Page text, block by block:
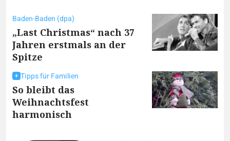
Baden-Baden (dpa)
„Last Christmas“ nach 37
Jahren erstmals an der
Spitze
Tipps für Familien
So bleibt das
Weihnachtsfest
harmonisch